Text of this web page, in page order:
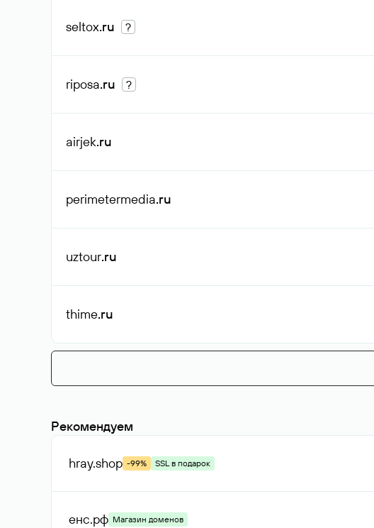
seltox.ru ?
riposa.ru ?
airjek.ru
perimetermedia.ru
uztour.ru
thime.ru
Рекомендуем
hray.shop -99% SSL в подарок
енс.рф Магазин доменов